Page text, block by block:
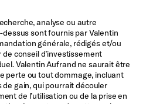
analyse ou autre
sont fournis par Valentin
générale, rédigés et/ou
de conseil d’investissement
Valentin Aufrand ne saurait être
perte ou tout dommage, incluant
gain, qui pourrait découler
de l’utilisation ou de la prise en